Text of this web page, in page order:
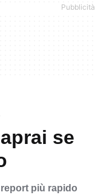
se
più rapido